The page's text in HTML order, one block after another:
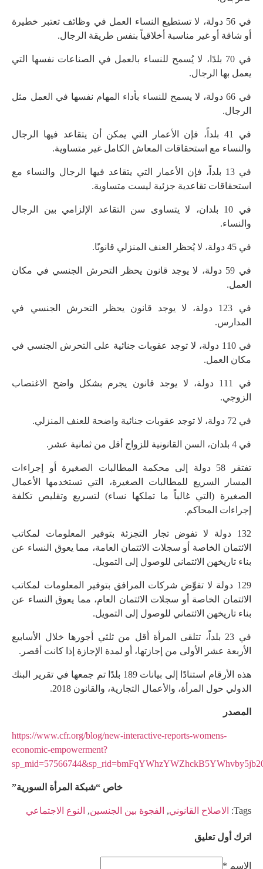
في 56 دولة، لا تستطيع النساء العمل في وظائف تعتبر خطيرة
أو شاقة أو غير مناسبة أخلاقياً بنفس طريقة الرجال.
في 70 بلدًا، لا يُسمح للنساء بالعمل في الصناعات نفسها التي
يعمل بها الرجال.
في 66 دولة، لا يسمح للنساء بأداء المهام نفسها في العمل مثل
الرجال.
في 41 بلداً، فإن الأعمار التي يمكن أن يتقاعد فيها الرجال
والنساء مع استحقاقات المعاش الكامل غير متساوية.
في 13 بلداً، فإن الأعمار التي يتقاعد فيها الرجال والنساء مع
استحقاقات تقاعدية جزئية ليست متساوية.
في 10 بلدان، لا يتساوى سن التقاعد الإلزامي بين الرجال
والنساء.
في 45 دولة، لا يُحظر العنف المنزلي قانونًا.
في 59 دولة، لا يوجد قانون يحظر التحرش الجنسي في مكان
العمل.
في 123 دولة، لا يوجد قانون يحظر التحرش الجنسي في
المدارس.
في 110 دولة، لا توجد عقوبات جنائية على التحرش الجنسي في
مكان العمل.
في 111 دولة، لا يوجد قانون يجرم بشكل واضح الاغتصاب
الزوجي.
في 72 دولة، لا توجد عقوبات جنائية واضحة للعنف المنزلي.
في 4 بلدان، السن القانونية للزواج أقل من ثمانية عشر.
تفتقر 58 دولة إلى محكمة المطالبات الصغيرة أو إجراءات
المسار السريع للمطالبات الصغيرة، التي تستخدمها الأعمال
الصغيرة (التي غالباً ما تملكها نساء) لتسريع وتقليص تكلفة
إجراءات المحاكم.
132 دولة لا تفوض تجار التجزئة بتوفير المعلومات لمكاتب
الائتمان الخاصة أو سجلات الائتمان العامة، مما يعوق النساء عن
بناء تاريخهن الائتماني للوصول إلى التمويل.
129 دولة لا تفوِّض شركات المرافق بتوفير المعلومات لمكاتب
الائتمان الخاصة أو سجلات الائتمان العام، مما يعوق النساء عن
بناء تاريخهن الائتماني للوصول إلى التمويل.
في 23 بلداً، تتلقى المرأة أقل من ثلثي أجورها خلال الأسابيع
الأربعة عشر الأولى من إجازتها، أو لمدة الإجازة إذا كانت أقصر.
هذه الأرقام استنادًا إلى بيانات 189 بلدًا تم جمعها في تقرير البنك
الدولي حول المرأة، والأعمال التجارية، والقانون 2018.
المصدر
https://www.cfr.org/blog/new-interactive-reports-womens-
economic-empowerment?
خاص “شبكة المرأة السورية”
Tags: الاصلاح القانوني, الفجوة بين الجنسين, النوع الاجتماعي
اترك أول تعليق
الاسم *